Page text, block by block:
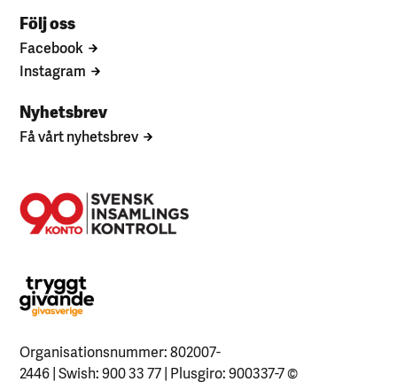
Följ oss
Facebook
Instagram
Nyhetsbrev
Få vårt nyhetsbrev
Organisationsnummer: 802007-
2446 | Swish: 900 33 77 | Plusgiro: 900337-7©